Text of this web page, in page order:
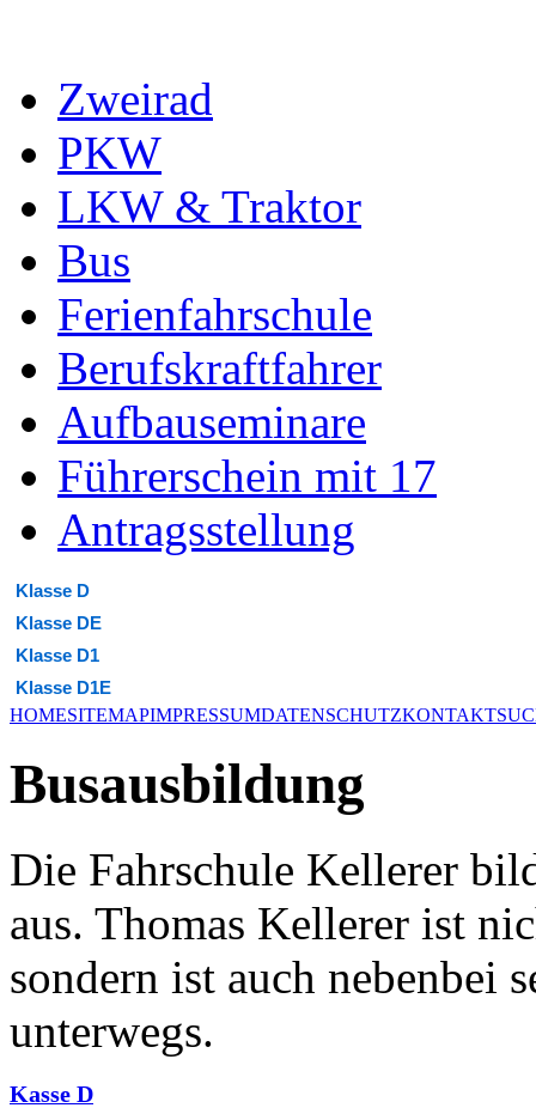
Zweirad
PKW
LKW & Traktor
Bus
Ferienfahrschule
Berufskraftfahrer
Aufbauseminare
Führerschein mit 17
Antragsstellung
Klasse D
Klasse DE
Klasse D1
Klasse D1E
HOMESITEMAPIMPRESSUMDATENSCHUTZKONTAKT
Busausbildung
Die Fahrschule Kellerer
aus. Thomas Kellerer ist
sondern ist auch nebenbei
unterwegs.
Kasse D